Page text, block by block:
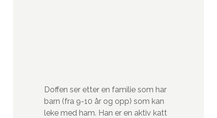
Doffen ser etter en familie som har
barn (fra 9-10 år og opp) som kan
leke med ham. Han er en aktiv katt